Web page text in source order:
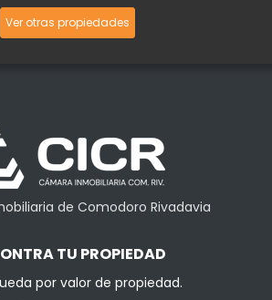
Ver otras propiedades
de Comodoro Rivadavia
TU PROPIEDAD
por valor de propiedad.